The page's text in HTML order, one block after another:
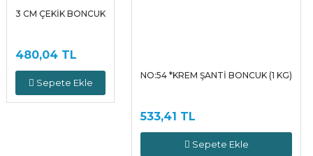
3 CM ÇEKİK BONCUK
480,04 TL
Sepete Ekle
NO:54 *KREM ŞANTİ BONCUK (1 KG)
533,41 TL
Sepete Ekle